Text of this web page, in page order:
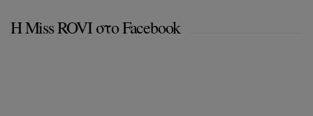
Η Miss ROVI στο Facebook